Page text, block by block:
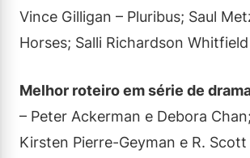
Vince Gilligan – Pluribus; Saul
Horses; Salli Richardson Whitfield
Melhor roteiro em série de
– Peter Ackerman e Debora
Kirsten Pierre-Geyman e R.